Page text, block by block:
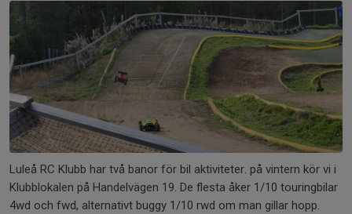
Luleå RC Klubb har två banor för bil aktiviteter. på vintern kör vi i
Klubblokalen på Handelvägen 19. De flesta åker 1/10 touringbilar
4wd och fwd, alternativt buggy 1/10 rwd om man gillar hopp.